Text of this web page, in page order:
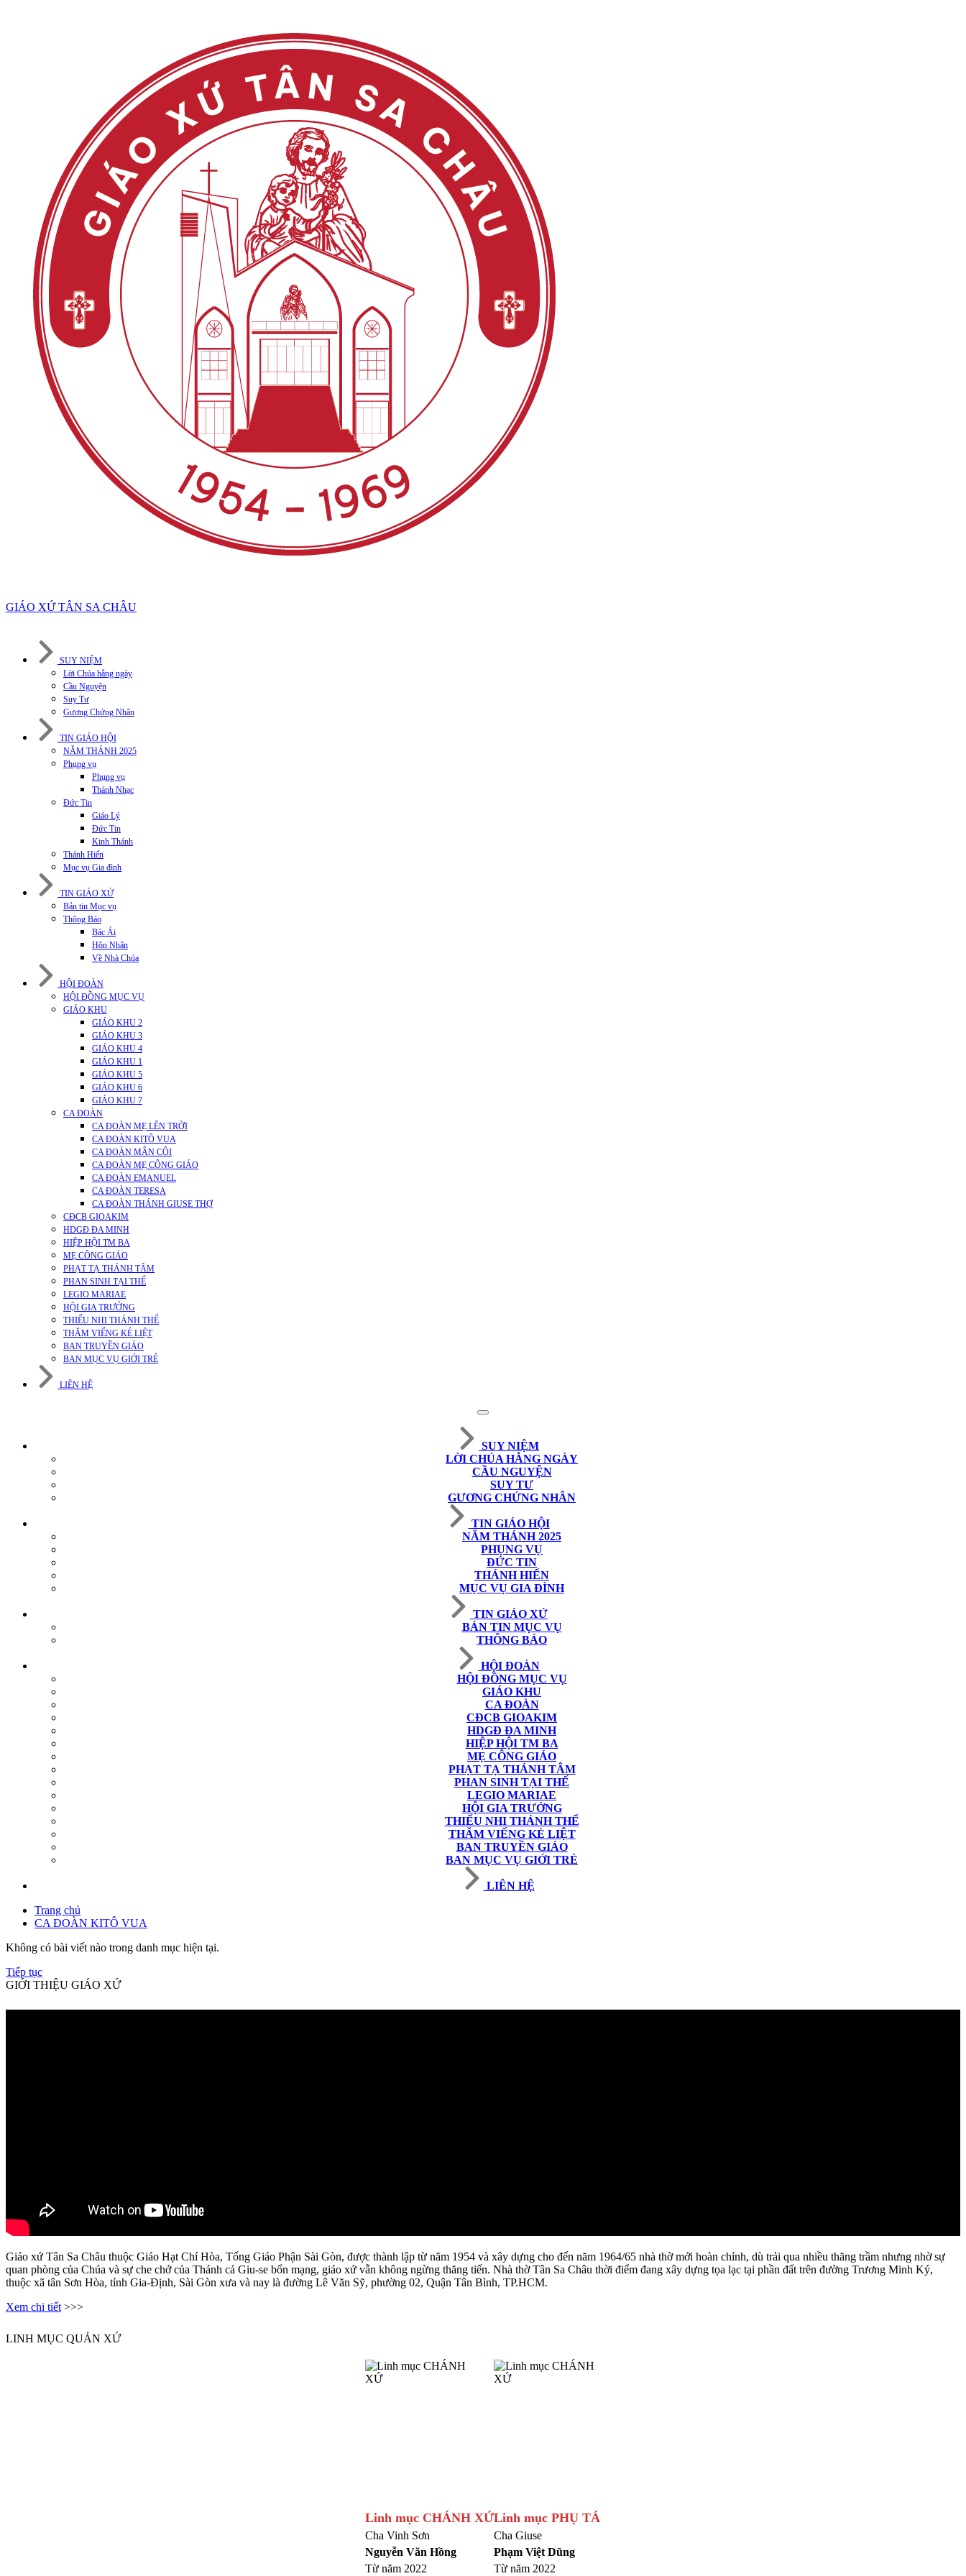
GIÁO XỨ TÂN SA CHÂU
SUY NIỆM
Lời Chúa hằng ngày
Cầu Nguyện
Suy Tư
Gương Chứng Nhân
TIN GIÁO HỘI
NĂM THÁNH 2025
Phụng vụ
Phụng vụ
Thánh Nhạc
Đức Tin
Giáo Lý
Đức Tin
Kinh Thánh
Thánh Hiến
Mục vụ Gia đình
TIN GIÁO XỨ
Bản tin Mục vụ
Thông Báo
Bác Ái
Hôn Nhân
Về Nhà Chúa
HỘI ĐOÀN
HỘI ĐỒNG MỤC VỤ
GIÁO KHU
GIÁO KHU 2
GIÁO KHU 3
GIÁO KHU 4
GIÁO KHU 1
GIÁO KHU 5
GIÁO KHU 6
GIÁO KHU 7
CA ĐOÀN
CA ĐOÀN MẸ LÊN TRỜI
CA ĐOÀN KITÔ VUA
CA ĐOÀN MÂN CÔI
CA ĐOÀN MẸ CÔNG GIÁO
CA ĐOÀN EMANUEL
CA ĐOÀN TERESA
CA ĐOÀN THÁNH GIUSE THỢ
CĐCB GIOAKIM
HDGĐ ĐA MINH
HIỆP HỘI TM BA
MẸ CÔNG GIÁO
PHẠT TẠ THÁNH TÂM
PHAN SINH TẠI THẾ
LEGIO MARIAE
HỘI GIA TRƯỞNG
THIẾU NHI THÁNH THỂ
THĂM VIẾNG KẺ LIỆT
BAN TRUYỀN GIÁO
BAN MỤC VỤ GIỚI TRẺ
LIÊN HỆ
SUY NIỆM
LỜI CHÚA HẰNG NGÀY
CẦU NGUYỆN
SUY TƯ
GƯƠNG CHỨNG NHÂN
TIN GIÁO HỘI
NĂM THÁNH 2025
PHỤNG VỤ
ĐỨC TIN
THÁNH HIẾN
MỤC VỤ GIA ĐÌNH
TIN GIÁO XỨ
BẢN TIN MỤC VỤ
THÔNG BÁO
HỘI ĐOÀN
HỘI ĐỒNG MỤC VỤ
GIÁO KHU
CA ĐOÀN
CĐCB GIOAKIM
HDGĐ ĐA MINH
HIỆP HỘI TM BA
MẸ CÔNG GIÁO
PHẠT TẠ THÁNH TÂM
PHAN SINH TẠI THẾ
LEGIO MARIAE
HỘI GIA TRƯỞNG
THIẾU NHI THÁNH THỂ
THĂM VIẾNG KẺ LIỆT
BAN TRUYỀN GIÁO
BAN MỤC VỤ GIỚI TRẺ
LIÊN HỆ
Trang chủ
CA ĐOÀN KITÔ VUA
Không có bài viết nào trong danh mục hiện tại.
Tiếp tục
GIỚI THIỆU GIÁO XỨ
Giáo xứ Tân Sa Châu thuộc Giáo Hạt Chí Hòa, Tổng Giáo Phận Sài Gòn, được thành lập từ năm 1954 và xây dựng cho đến năm 1964/65 nhà thờ mới hoàn chỉnh, dù trải qua nhiều thăng trầm nhưng nhờ sự
quan phòng của Chúa và sự che chở của Thánh cả Giu-se bổn mạng, giáo xứ vẫn không ngừng thăng tiến. Nhà thờ Tân Sa Châu thời điểm đang xây dựng tọa lạc tại phần đất trên đường Trương Minh Ký,
thuộc xã tân Sơn Hòa, tỉnh Gia-Định, Sài Gòn xưa và nay là đường Lê Văn Sỹ, phường 02, Quận Tân Bình, TP.HCM.
Xem chi tiết >>>
LINH MỤC QUẢN XỨ
Linh mục CHÁNH XỨ
Cha Vinh Sơn
Nguyễn Văn Hồng
Từ năm 2022
Linh mục PHỤ TÁ
Cha Giuse
Phạm Việt Dũng
Từ năm 2022